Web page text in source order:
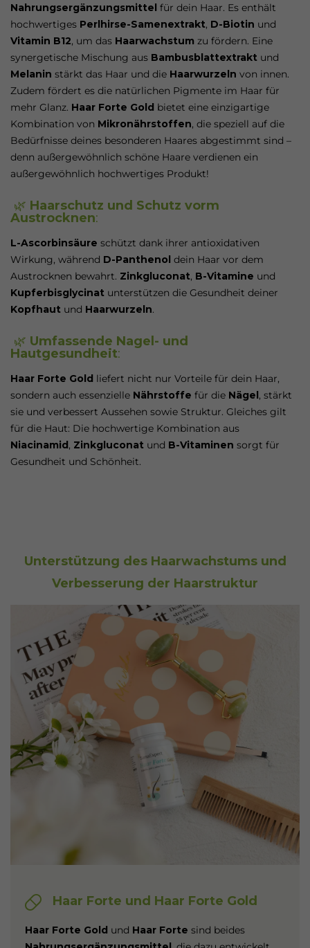
Nahrungsergänzungsmittel für dein Haar. Es enthält
hochwertiges Perlhirse-Samenextrakt, D-Biotin und
Vitamin B12, um das Haarwachstum zu fördern. Eine
synergetische Mischung aus Bambusblattextrakt und
Melanin stärkt das Haar und die Haarwurzeln von innen.
Zudem fördert es die natürlichen Pigmente im Haar für
mehr Glanz. Haar Forte Gold bietet eine einzigartige
Kombination von Mikronährstoffen, die speziell auf die
Bedürfnisse deines besonderen Haares abgestimmt sind –
denn außergewöhnlich schöne Haare verdienen ein
außergewöhnlich hochwertiges Produkt!
🌿 Haarschutz und Schutz vorm
Austrocknen:
L-Ascorbinsäure schützt dank ihrer antioxidativen
Wirkung, während D-Panthenol dein Haar vor dem
Austrocknen bewahrt. Zinkgluconat, B-Vitamine und
Kupferbisglycinat unterstützen die Gesundheit deiner
Kopfhaut und Haarwurzeln.
🌿 Umfassende Nagel- und
Hautgesundheit:
Haar Forte Gold liefert nicht nur Vorteile für dein Haar,
sondern auch essenzielle Nährstoffe für die Nägel, stärkt
sie und verbessert Aussehen sowie Struktur. Gleiches gilt
für die Haut: Die hochwertige Kombination aus
Niacinamid, Zinkgluconat und B-Vitaminen sorgt für
Gesundheit und Schönheit.
Unterstützung des Haarwachstums und
Verbesserung der Haarstruktur
Haar Forte und Haar Forte Gold
Haar Forte Gold und Haar Forte sind beides